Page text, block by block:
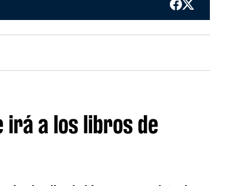
irá a los libros de